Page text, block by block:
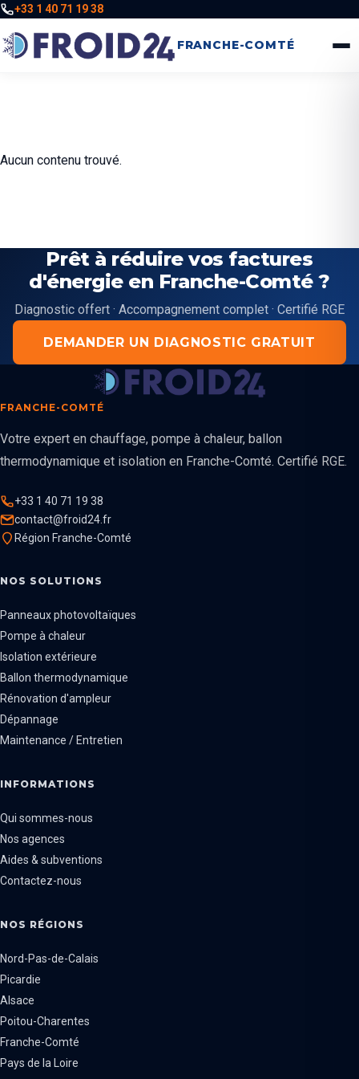
+33 1 40 71 19 38
FRANCHE-COMTÉ
Aucun contenu trouvé.
Prêt à réduire vos factures
d'énergie en Franche-Comté ?
Diagnostic offert · Accompagnement complet · Certifié RGE
DEMANDER UN DIAGNOSTIC GRATUIT
FRANCHE-COMTÉ
Votre expert en chauffage, pompe à chaleur, ballon
thermodynamique et isolation en Franche-Comté. Certifié RGE.
+33 1 40 71 19 38
contact@froid24.fr
Région Franche-Comté
NOS SOLUTIONS
Panneaux photovoltaïques
Pompe à chaleur
Isolation extérieure
Ballon thermodynamique
Rénovation d'ampleur
Dépannage
Maintenance / Entretien
INFORMATIONS
Qui sommes-nous
Nos agences
Aides & subventions
Contactez-nous
NOS RÉGIONS
Nord-Pas-de-Calais
Picardie
Alsace
Poitou-Charentes
Franche-Comté
Pays de la Loire